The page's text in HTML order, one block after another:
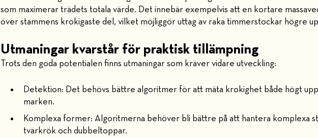
som maximerar trädets totala värde. Det innebär exempelvis att en kortare
över stammens krokigaste del, vilket möjliggör uttag av raka timmerstockar högre
Utmaningar kvarstår för praktisk tillämpning
Trots den goda potentialen finns utmaningar som kräver vidare utveckling:
Detektion: Det behövs bättre algoritmer för att mäta krokighet både högt
marken.
Komplexa former: Algoritmerna behöver bli bättre på att hantera komplexa
tvärkrök och dubbeltoppar.